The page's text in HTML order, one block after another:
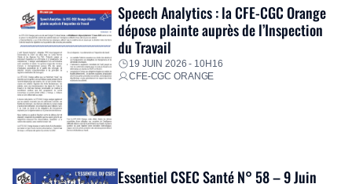
Speech Analytics : la CFE-CGC Orange
dépose plainte auprès de l’Inspection
du Travail
19 JUIN 2026 - 10H16
CFE-CGC ORANGE
Essentiel CSEC Santé N° 58 – 9 Juin